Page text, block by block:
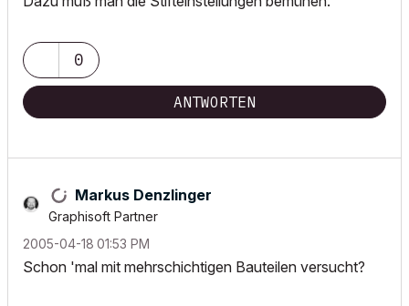
0
ANTWORTEN
Markus Denzlinger
Graphisoft Partner
‎2005-04-18 01:53 PM
Schon 'mal mit mehrschichtigen Bauteilen versucht?